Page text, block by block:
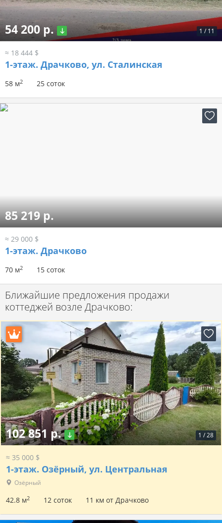
1 / 11
54 200 р.
≈ 18 444 $
1-этаж. Драчково, ул. Сталинская
58 м2 25 соток
85 219 р.
≈ 29 000 $
1-этаж. Драчково
70 м2 15 соток
Ближайшие предложения продажи
коттеджей возле Драчково:
1 /28
102 851 р.
≈ 35 000 $
1-этаж. Озёрный, ул. Центральная
Озёрный
42.8 м2 12 соток 11 км от Драчково